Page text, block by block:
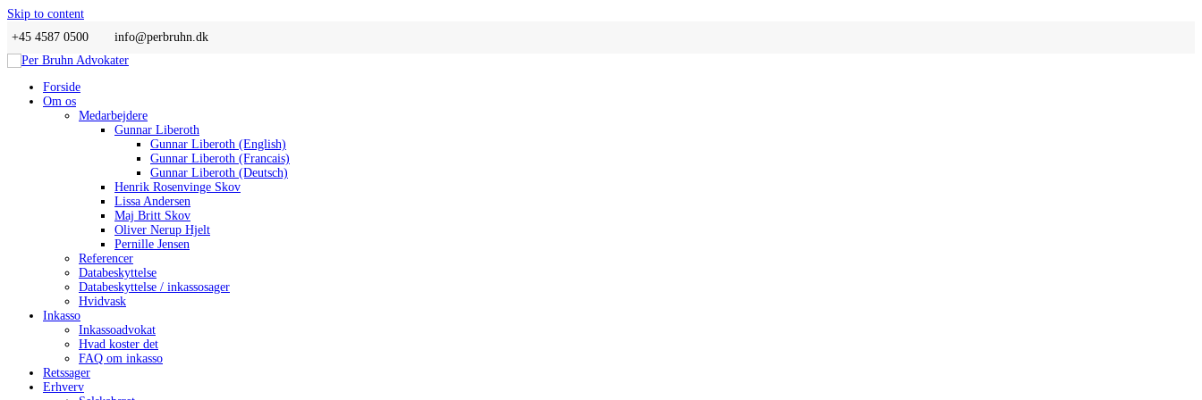
Skip to content
+45 4587 0500
info@perbruhn.dk
Forside
Om os
Medarbejdere
Gunnar Liberoth
Gunnar Liberoth (English)
Gunnar Liberoth (Francais)
Gunnar Liberoth (Deutsch)
Henrik Rosenvinge Skov
Lissa Andersen
Maj Britt Skov
Oliver Nerup Hjelt
Pernille Jensen
Referencer
Databeskyttelse
Databeskyttelse / inkassosager
Hvidvask
Inkasso
Inkassoadvokat
Hvad koster det
FAQ om inkasso
Retssager
Erhverv